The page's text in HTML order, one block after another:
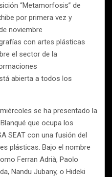
“Metamorfosis” de
por primera vez y
noviembre
con artes plásticas
el sector de la
abierta a todos los
se ha presentado la
que ocupa los
SEAT con una fusión del
plásticas. Bajo el nombre
Ferran Adrià, Paolo
Nandu Jubany, o Hideki